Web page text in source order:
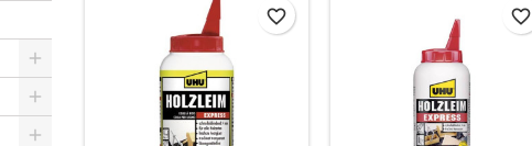
favorite_border favorite_border